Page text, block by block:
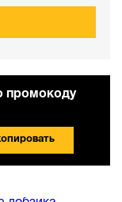
промокоду